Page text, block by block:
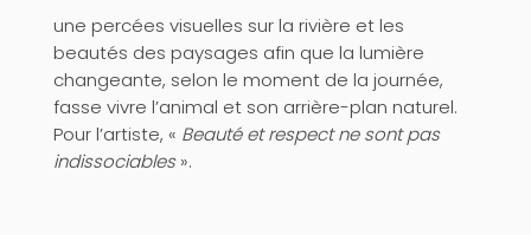
une percées visuelles sur la rivière et les
beautés des paysages afin que la lumière
changeante, selon le moment de la journée,
fasse vivre l’animal et son arrière-plan naturel.
Pour l’artiste, « Beauté et respect ne sont pas
indissociables».